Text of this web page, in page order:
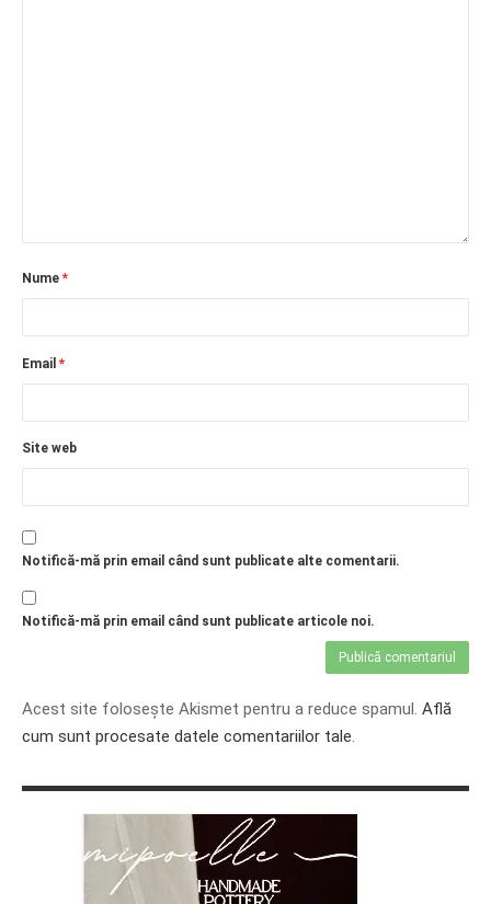
Nume *
Email *
Site web
Notifică-mă prin email când sunt publicate alte comentarii.
Notifică-mă prin email când sunt publicate articole noi.
Acest site folosește Akismet pentru a reduce spamul. Află
cum sunt procesate datele comentariilor tale.